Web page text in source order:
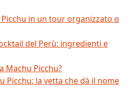
in un tour organizzato o
del Perù: ingredienti e
Machu Picchu?
Picchu: la vetta che dà il nome